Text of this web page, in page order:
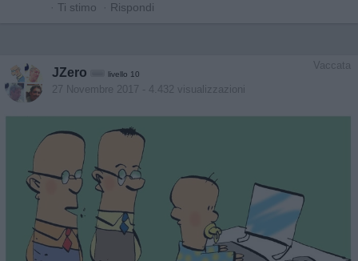
· Ti stimo · Rispondi
Vaccata
JZero livello 10
27 Novembre 2017 - 4.432 visualizzazioni